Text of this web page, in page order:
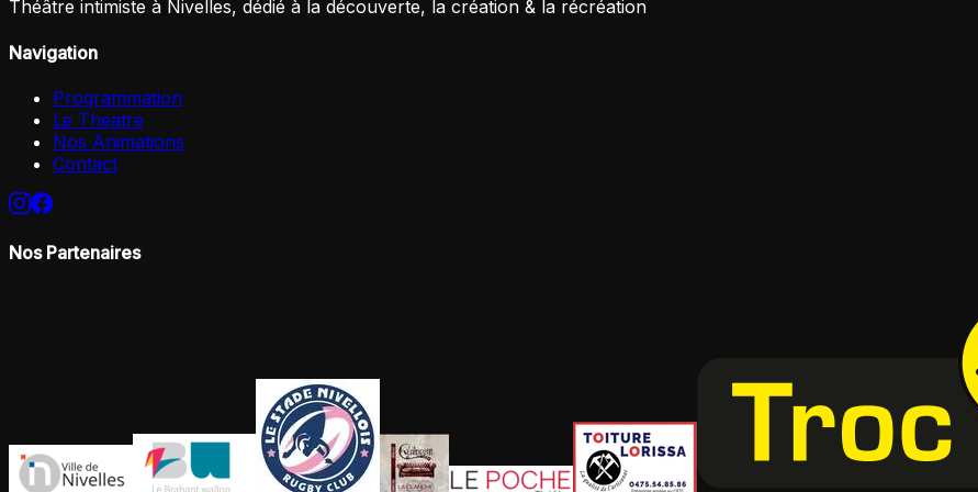
Théâtre intimiste à Nivelles, dédié à la découverte, la création & la récréation
Navigation
Programmation
Le Theatre
Nos Animations
Contact
Nos Partenaires